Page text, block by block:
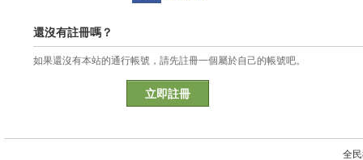
還沒有註冊嗎？
如果還沒有本站的通行帳號，請先註冊一個屬於自己的帳號吧。
立即註冊
全